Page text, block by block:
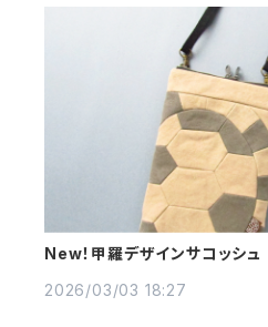
New！甲羅デザインサコッシュ
2026/03/03 18:27